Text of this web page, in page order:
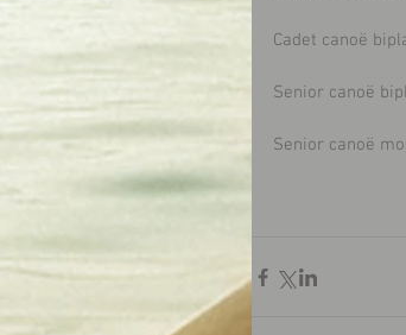
Cadet canoë
Senior canoë
Senior canoë